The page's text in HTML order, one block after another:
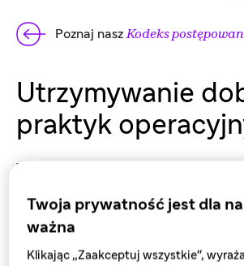
Poznaj nasz Kodeks
Utrzymywanie
praktyk
W Sanofi wierzymy,
zdrowotnej i silniejszych
dystrybuujemy produkty najwyższej
Twoja prywatność jest dla
ważna
Klikając „Zaakceptuj wszystkie",